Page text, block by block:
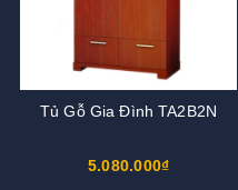
Tủ Gỗ Gia Đình TA2B2N
5.080.000₫